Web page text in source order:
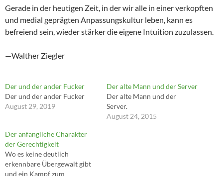
Gerade in der heutigen Zeit, in der wir alle in einer verkopften
und medial geprägten Anpassungskultur leben, kann es
befreiend sein, wieder stärker die eigene Intuition zuzulassen.
—Walther Ziegler
Der und der ander Fucker
Der und der ander Fucker
August 29, 2019
Der alte Mann und der Server
Der alte Mann und der
Server.
August 24, 2015
Der anfängliche Charakter
der Gerechtigkeit
Wo es keine deutlich
erkennbare Übergewalt gibt
und ein Kampf zum